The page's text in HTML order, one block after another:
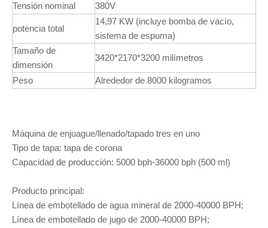
Tensión nominal 380V
potencia total
14,97 KW (incluye bomba de vacío,
sistema de espuma)
Tamaño de
dimensión
3420*2170*3200 milímetros
Peso Alrededor de 8000 kilogramos
Máquina de enjuague/llenado/tapado tres en uno
Tipo de tapa: tapa de corona
Capacidad de producción: 5000 bph-36000 bph (500 ml)
Producto principal:
Línea de embotellado de agua mineral de 2000-40000 BPH;
Línea de embotellado de jugo de 2000-40000 BPH;